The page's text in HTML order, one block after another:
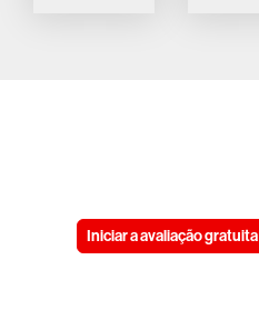
Iniciar a avaliação gratuita